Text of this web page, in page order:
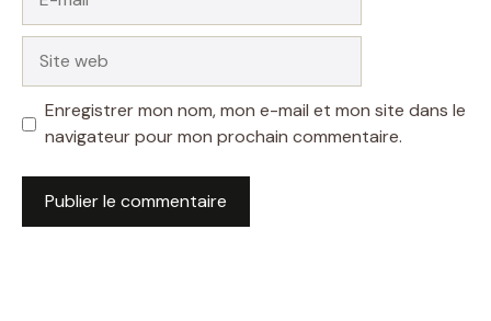
mail
web
Enregistrer mon nom, mon e-mail et mon site dans le
navigateur pour mon prochain commentaire.